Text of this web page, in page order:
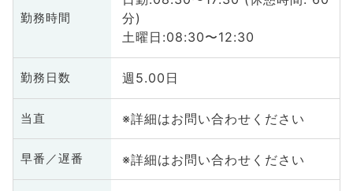
勤務時間
分)
土曜日:08:30〜12:30
勤務日数 週5.00日
当直 ※詳細はお問い合わせください
早番／遅番 ※詳細はお問い合わせください